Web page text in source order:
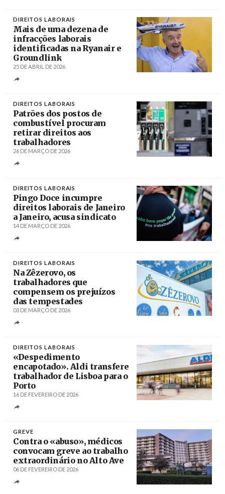
DIREITOS LABORAIS
Mais de uma dezena de
infracções laborais
identificadas na Ryanair e
Groundlink
25 DE ABRIL DE 2026
DIREITOS LABORAIS
Patrões dos postos de
combustível procuram
retirar direitos aos
trabalhadores
26 DE MARÇO DE 2026
DIREITOS LABORAIS
Pingo Doce incumpre
direitos laborais de Janeiro
a Janeiro, acusa sindicato
14 DE MARÇO DE 2026
DIREITOS LABORAIS
Na Zêzerovo, os
trabalhadores que
compensem os prejuízos
das tempestades
03 DE MARÇO DE 2026
DIREITOS LABORAIS
«Despedimento
encapotado». Aldi transfere
trabalhador de Lisboa para o
Porto
16 DE FEVEREIRO DE 2026
GREVE
Contra o «abuso», médicos
convocam greve ao trabalho
extraordinário no Alto Ave
06 DE FEVEREIRO DE 2026